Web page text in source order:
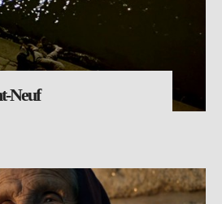
Neuf